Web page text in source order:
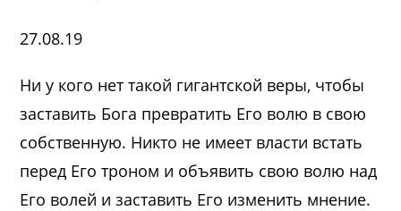
27.08.19
Ни у кого нет такой гигантской веры, чтобы
заставить Бога превратить Его волю в свою
собственную. Никто не имеет власти встать
перед Его троном и объявить свою волю над
Его волей и заставить Его изменить мнение.